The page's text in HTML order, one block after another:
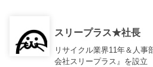
スリープラス★社長
リサイクル業界11年＆人事
会社スリープラス』を設立